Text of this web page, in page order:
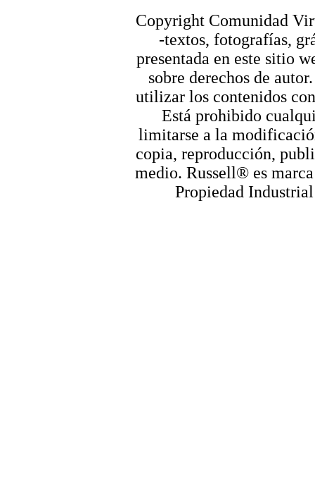
Copyright Comunidad
-textos, fotografías,
presentada en este sitio
sobre derechos de
utilizar los contenidos
Está prohibido
limitarse a la
copia, reproducción,
medio. Russell® es
Propiedad